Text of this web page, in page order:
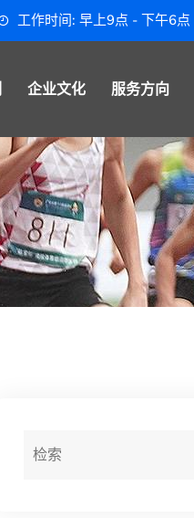
工作时间: 早上9点 - 下午6点
企业文化 服务方向